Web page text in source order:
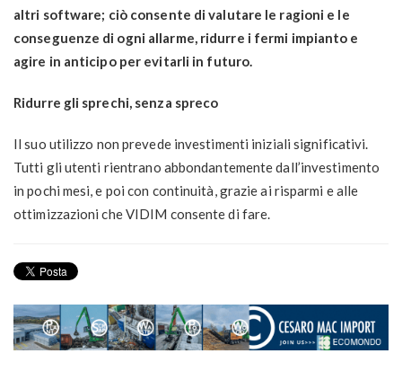
altri software; ciò consente di valutare le ragioni e le
conseguenze di ogni allarme, ridurre i fermi impianto e
agire in anticipo per evitarli in futuro.
Ridurre gli sprechi, senza spreco
Il suo utilizzo non prevede investimenti iniziali significativi.
Tutti gli utenti rientrano abbondantemente dall’investimento
in pochi mesi, e poi con continuità, grazie ai risparmi e alle
ottimizzazioni che VIDIM consente di fare.